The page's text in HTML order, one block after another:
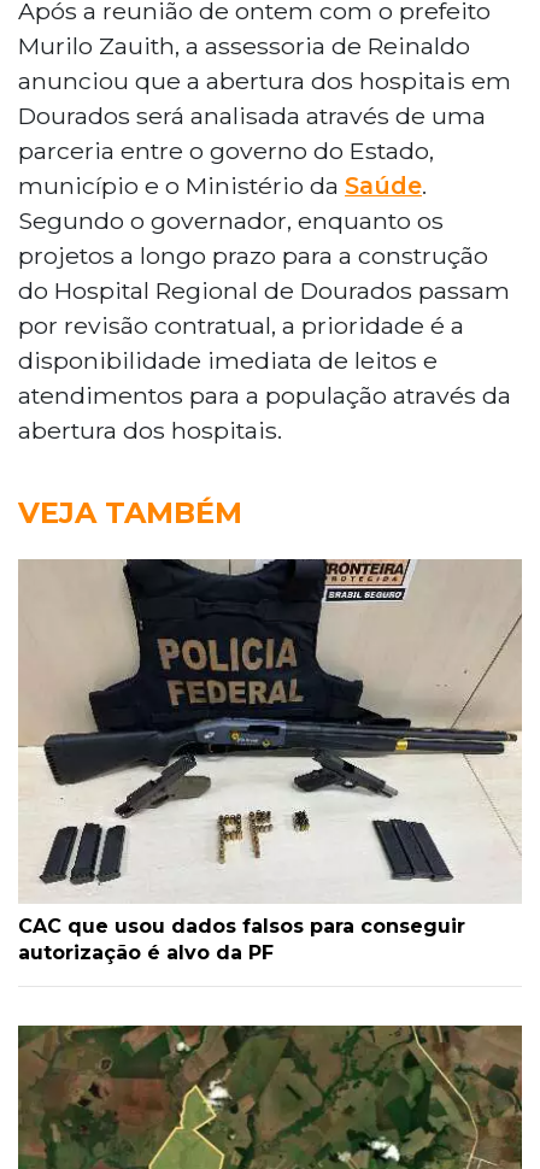
Após a reunião de ontem com o prefeito
Murilo Zauith, a assessoria de Reinaldo
anunciou que a abertura dos hospitais em
Dourados será analisada através de uma
parceria entre o governo do Estado,
município e o Ministério da Saúde.
Segundo o governador, enquanto os
projetos a longo prazo para a construção
do Hospital Regional de Dourados passam
por revisão contratual, a prioridade é a
disponibilidade imediata de leitos e
atendimentos para a população através da
abertura dos hospitais.
VEJA TAMBÉM
CAC que usou dados falsos para conseguir
autorização é alvo da PF